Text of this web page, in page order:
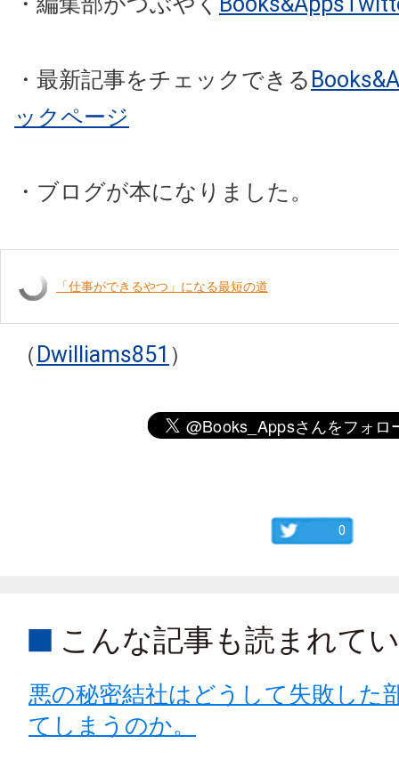
・最新記事をチェックできる
ックページ
・ブログが本になりました。
「仕事ができるやつ」になる最短の道
（ Dwilliams851 ）
0
こんな記事も読まれて
悪の秘密結社はどうして失敗した
てしまうのか。